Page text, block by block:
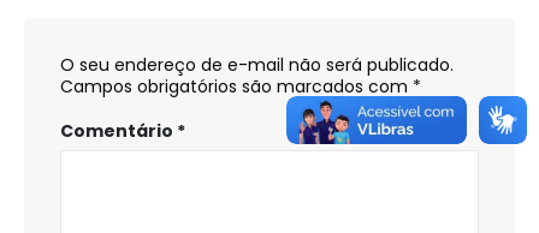
O seu endereço de e-mail não será publicado.
Campos obrigatórios são marcados com *
Comentário *